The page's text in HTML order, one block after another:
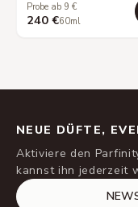
Probe ab 9 €
240 €60ml
NEUE DÜFTE,
Aktiviere den
kannst ihn jederzeit